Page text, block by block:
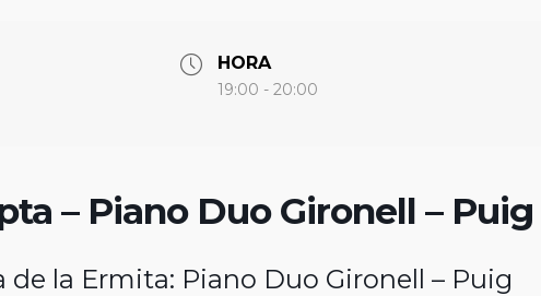
HORA
19:00 - 20:00
– Piano Duo Gironell – Puig
de la Ermita: Piano Duo Gironell – Puig